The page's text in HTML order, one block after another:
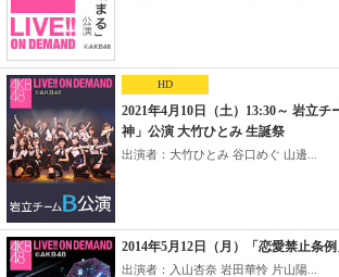
HD
2021年4月10日（土）13:30～ 岩立
神」公演 大竹ひとみ 生誕祭
出演者：大竹ひとみ 谷口めぐ 山邊...
2014年5月12日（月）「恋愛禁止条
出演者：入山杏奈 岩田華怜 片山陽...